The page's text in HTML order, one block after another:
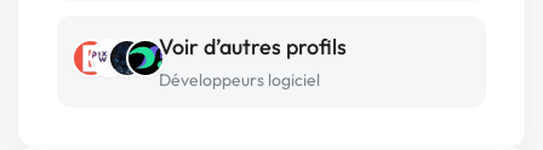
Voir d’autres profils
Développeurs logiciel